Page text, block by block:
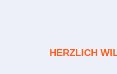
HERZLICH